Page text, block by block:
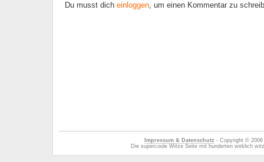
Du musst dich einloggen, um einen Kommentar zu
Impressum & Datenschutz - Copyright ©
Die supercoole Witze Seite mit hunderten wirklich